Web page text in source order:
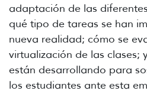
adaptación de las
qué tipo de tareas se han
nueva realidad; cómo se
virtualización de las clases;
están desarrollando para
los estudiantes ante esta